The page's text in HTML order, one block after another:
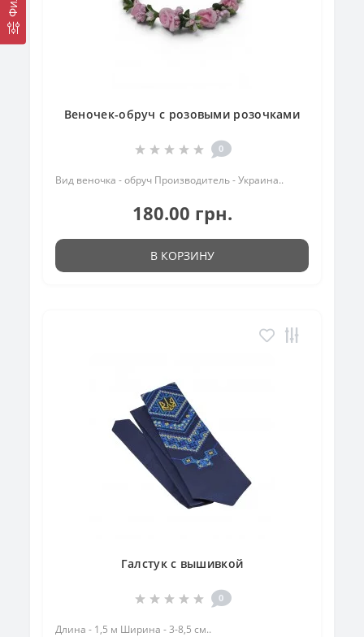
Веночек-обруч с розовыми розочками
0
Вид веночка - обруч Производитель - Украина..
180.00 грн.
В КОРЗИНУ
Галстук с вышивкой
0
Длина - 1,5 м Ширина - 3-8,5 см..